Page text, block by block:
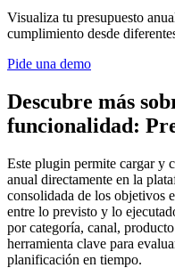
Visualiza tu presupuesto
cumplimiento desde
Pide una demo
Descubre más
funcionalidad:
Este plugin permite cargar y
anual directamente en la
consolidada de los objetivos
entre lo previsto y lo
por categoría, canal,
herramienta clave para
planificación en tiempo.